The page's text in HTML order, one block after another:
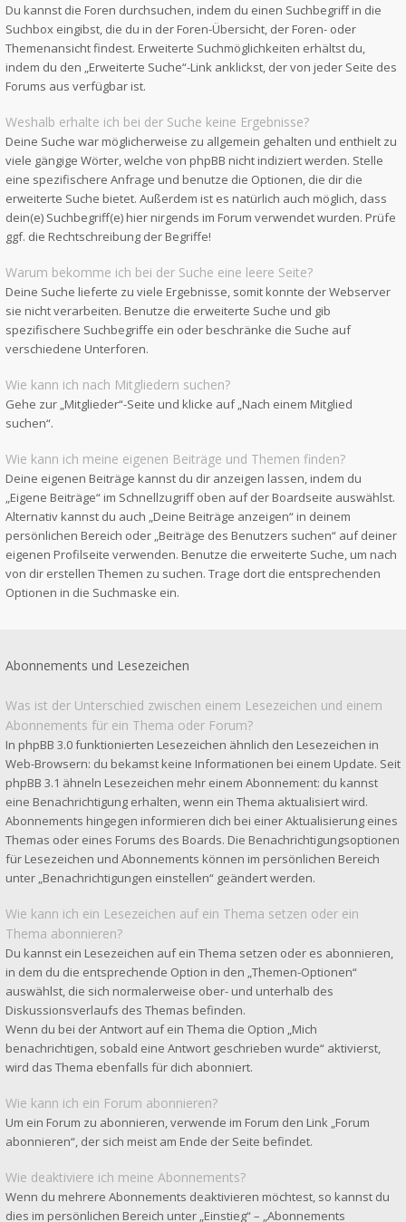
Du kannst die Foren durchsuchen, indem du einen Suchbegriff in die
Suchbox eingibst, die du in der Foren-Übersicht, der Foren- oder
Themenansicht findest. Erweiterte Suchmöglichkeiten erhältst du,
indem du den „Erweiterte Suche“-Link anklickst, der von jeder Seite des
Forums aus verfügbar ist.
Weshalb erhalte ich bei der Suche keine Ergebnisse?
Deine Suche war möglicherweise zu allgemein gehalten und enthielt zu
viele gängige Wörter, welche von phpBB nicht indiziert werden. Stelle
eine spezifischere Anfrage und benutze die Optionen, die dir die
erweiterte Suche bietet. Außerdem ist es natürlich auch möglich, dass
dein(e) Suchbegriff(e) hier nirgends im Forum verwendet wurden. Prüfe
ggf. die Rechtschreibung der Begriffe!
Warum bekomme ich bei der Suche eine leere Seite?
Deine Suche lieferte zu viele Ergebnisse, somit konnte der Webserver
sie nicht verarbeiten. Benutze die erweiterte Suche und gib
spezifischere Suchbegriffe ein oder beschränke die Suche auf
verschiedene Unterforen.
Wie kann ich nach Mitgliedern suchen?
Gehe zur „Mitglieder“-Seite und klicke auf „Nach einem Mitglied
suchen“.
Wie kann ich meine eigenen Beiträge und Themen finden?
Deine eigenen Beiträge kannst du dir anzeigen lassen, indem du
„Eigene Beiträge“ im Schnellzugriff oben auf der Boardseite auswählst.
Alternativ kannst du auch „Deine Beiträge anzeigen“ in deinem
persönlichen Bereich oder „Beiträge des Benutzers suchen“ auf deiner
eigenen Profilseite verwenden. Benutze die erweiterte Suche, um nach
von dir erstellen Themen zu suchen. Trage dort die entsprechenden
Optionen in die Suchmaske ein.
Abonnements und Lesezeichen
Was ist der Unterschied zwischen einem Lesezeichen und einem
Abonnements für ein Thema oder Forum?
In phpBB 3.0 funktionierten Lesezeichen ähnlich den Lesezeichen in
Web-Browsern: du bekamst keine Informationen bei einem Update. Seit
phpBB 3.1 ähneln Lesezeichen mehr einem Abonnement: du kannst
eine Benachrichtigung erhalten, wenn ein Thema aktualisiert wird.
Abonnements hingegen informieren dich bei einer Aktualisierung eines
Themas oder eines Forums des Boards. Die Benachrichtigungsoptionen
für Lesezeichen und Abonnements können im persönlichen Bereich
unter „Benachrichtigungen einstellen“ geändert werden.
Wie kann ich ein Lesezeichen auf ein Thema setzen oder ein
Thema abonnieren?
Du kannst ein Lesezeichen auf ein Thema setzen oder es abonnieren,
in dem du die entsprechende Option in den „Themen-Optionen“
auswählst, die sich normalerweise ober- und unterhalb des
Diskussionsverlaufs des Themas befinden.
Wenn du bei der Antwort auf ein Thema die Option „Mich
benachrichtigen, sobald eine Antwort geschrieben wurde“ aktivierst,
wird das Thema ebenfalls für dich abonniert.
Wie kann ich ein Forum abonnieren?
Um ein Forum zu abonnieren, verwende im Forum den Link „Forum
abonnieren“, der sich meist am Ende der Seite befindet.
Wie deaktiviere ich meine Abonnements?
Wenn du mehrere Abonnements deaktivieren möchtest, so kannst du
dies im persönlichen Bereich unter „Einstieg“ – „Abonnements